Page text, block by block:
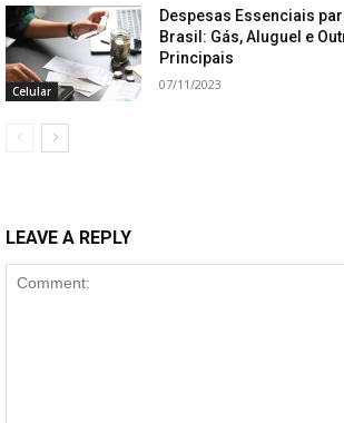
Celular
Despesas Essenciais
Brasil: Gás, Aluguel e
Principais
07/11/2023
LEAVE A REPLY